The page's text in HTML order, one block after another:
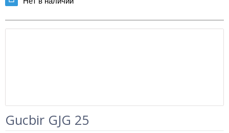
Gucbir GJG 25